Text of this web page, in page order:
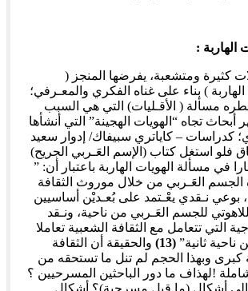
الهاربة :
كثيرة ومتشعبة، يفرضها المنجز (
) بناء على غناه الفكري والمعـرفي؛
مسألة ( الأقـليات) التي هي السبب
تجاه “الهويات الهجينة” التي أنشأها
كدراسات – كاياتري سبيفاك/ إدوار سعيد
استغل كتاب (الإسم العَـربي الجريح)
في مسألة الهويات الهاربة باعتبار أن: ”
الجسم العَـربي من خلال موروث الثقافة
بوعي نـقدي يعْـتمد على بُعـديْن أساسيين
للجسم العَـربي من ناحية، ونـقد
التي تتعامل مع الثقافة الشعبية تعاملا
ناحية ثانية” (13)
والحقيقة أن الثقافة
كبرى وبهذا الحجم لم تنل ما تستحقه من
!لهذاف ما دور الباحثين المسرحيين ؟
إلى أشكال (ما قبل مسرحية)؟ أشكال